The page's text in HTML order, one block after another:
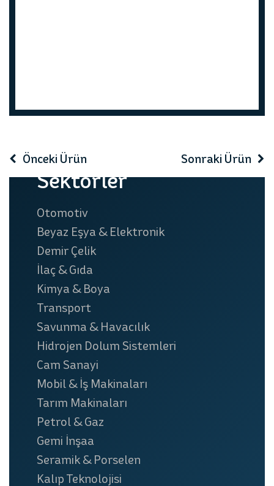
Önceki Ürün Sonraki Ürün
Sektörler
Otomotiv
Beyaz Eşya & Elektronik
Demir Çelik
İlaç & Gıda
Kimya & Boya
Transport
Savunma & Havacılık
Hidrojen Dolum Sistemleri
Cam Sanayi
Mobil & İş Makinaları
Tarım Makinaları
Petrol & Gaz
Gemi İnşaa
Seramik & Porselen
Kalıp Teknolojisi